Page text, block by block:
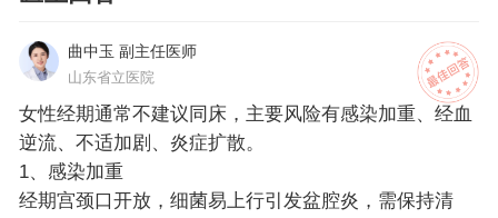
曲中玉 副主任医师
山东省立医院
女性经期通常不建议同床，主要风险有感染加重、经血
逆流、不适加剧、炎症扩散。
1、感染加重
经期宫颈口开放，细菌易上行引发盆腔炎，需保持清